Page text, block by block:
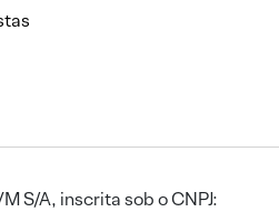
S/A, inscrita sob o CNPJ: